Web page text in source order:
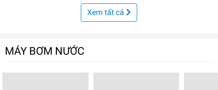
Xem tất cả
MÁY BƠM NƯỚC